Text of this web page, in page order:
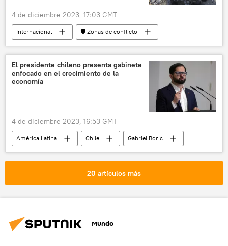
4 de diciembre 2023, 17:03 GMT
Internacional
🛡️ Zonas de conflicto
📰 Conflicto palestino-israelí
Hamás
ONU
Israel
Franja de Gaza
Agencia de la ONU para los Refugiados Palestinos (UNRWA)
El presidente chileno presenta gabinete
enfocado en el crecimiento de la
economía
4 de diciembre 2023, 16:53 GMT
América Latina Chile
Gabriel Boric
📈 Mercados y finanzas
inflación
20 artículos más
Mundo